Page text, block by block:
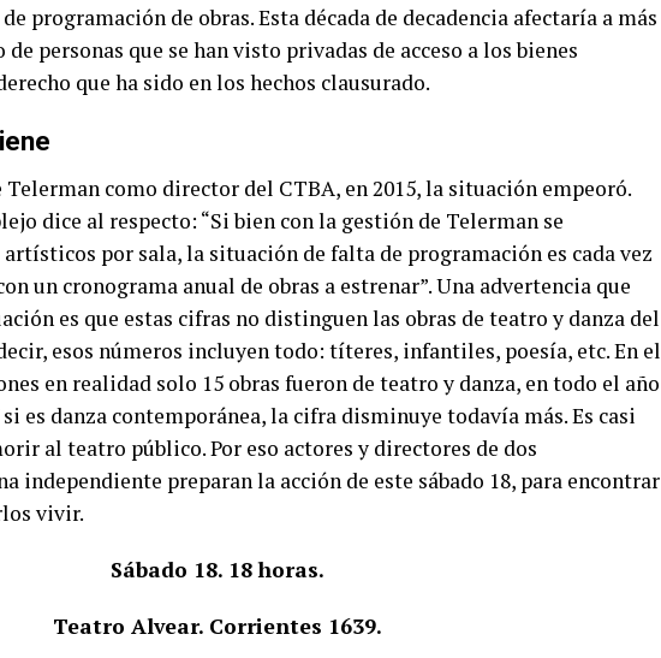
programación de obras. Esta década de decadencia afectaría a más
personas que se han visto privadas de acceso a los bienes
que ha sido en los hechos clausurado.
Telerman como director del CTBA, en 2015, la situación empeoró.
dice al respecto: “Si bien con la gestión de Telerman se
por sala, la situación de falta de programación es cada vez
un cronograma anual de obras a estrenar”. Una advertencia que
es que estas cifras no distinguen las obras de teatro y danza del
esos números incluyen todo: títeres, infantiles, poesía, etc. En el
en realidad solo 15 obras fueron de teatro y danza, en todo el año
es danza contemporánea, la cifra disminuye todavía más. Es casi
al teatro público. Por eso actores y directores de dos
independiente preparan la acción de este sábado 18, para encontrar
vivir.
Sábado 18. 18 horas.
Teatro Alvear. Corrientes 1639.